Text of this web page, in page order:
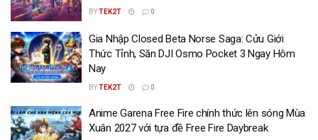
BYTEK2T 0
Gia Nhập Closed Beta Norse Saga: Cửu Giới
Thức Tỉnh, Săn DJI Osmo Pocket 3 Ngay Hôm
Nay
BYTEK2T 0
Anime Garena Free Fire chính thức lên sóng Mùa
Xuân 2027 với tựa đề Free Fire Daybreak